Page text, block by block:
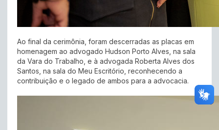
Ao final da cerimônia, foram descerradas as placas em
homenagem ao advogado Hudson Porto Alves, na sala
da Vara do Trabalho, e à advogada Roberta Alves dos
Santos, na sala do Meu Escritório, reconhecendo a
contribuição e o legado de ambos para a advocacia.